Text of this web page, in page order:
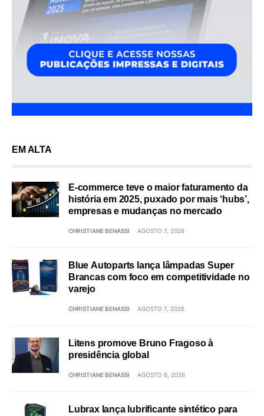
EM ALTA
E-commerce teve o maior faturamento da
história em 2025, puxado por mais ‘hubs’,
empresas e mudanças no mercado
CHRISTIANE BENASSI AGOSTO 7, 2026
Blue Autoparts lança lâmpadas Super
Brancas com foco em competitividade no
varejo
CHRISTIANE BENASSI AGOSTO 7, 2026
Litens promove Bruno Fragoso à
presidência global
CHRISTIANE BENASSI AGOSTO 6, 2026
Lubrax lança lubrificante sintético para